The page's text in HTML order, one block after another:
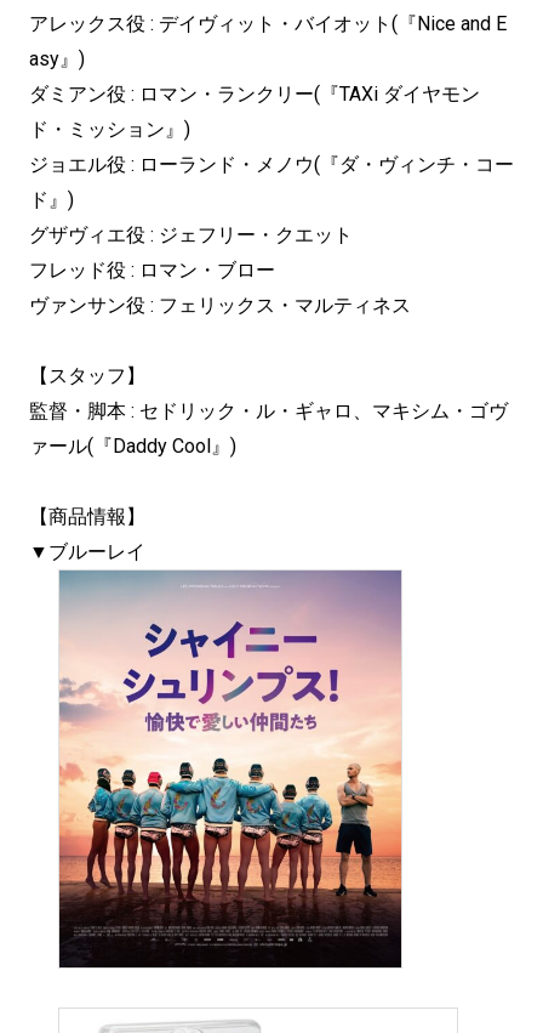
アレックス役 : デイヴィット・バイオット(『Nice and E
asy』)
ダミアン役 : ロマン・ランクリー(『TAXi ダイヤモン
ド・ミッション』)
ジョエル役 : ローランド・メノウ(『ダ・ヴィンチ・コー
ド』)
グザヴィエ役 : ジェフリー・クエット
フレッド役 : ロマン・ブロー
ヴァンサン役 : フェリックス・マルティネス
【スタッフ】
監督・脚本 : セドリック・ル・ギャロ、マキシム・ゴヴ
ァール(『Daddy Cool』)
【商品情報】
▼ブルーレイ